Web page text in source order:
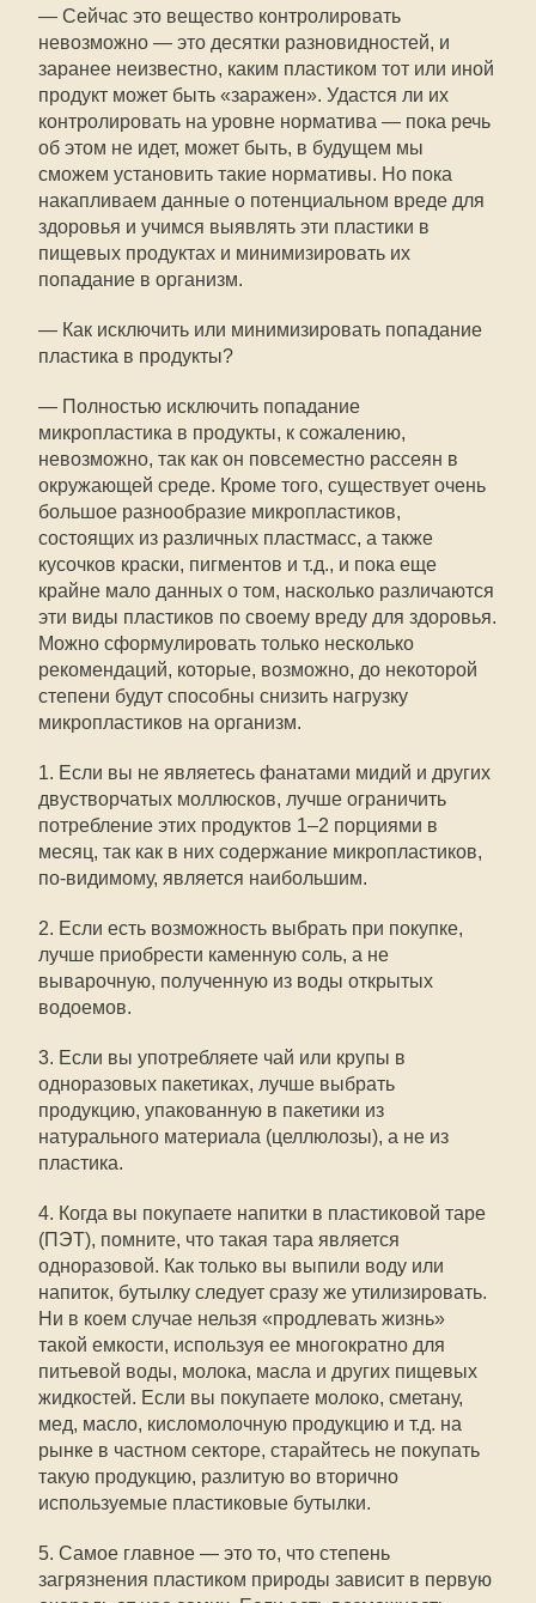
— Сейчас это вещество контролировать
невозможно — это десятки разновидностей, и
заранее неизвестно, каким пластиком тот или иной
продукт может быть «заражен». Удастся ли их
контролировать на уровне норматива — пока речь
об этом не идет, может быть, в будущем мы
сможем установить такие нормативы. Но пока
накапливаем данные о потенциальном вреде для
здоровья и учимся выявлять эти пластики в
пищевых продуктах и минимизировать их
попадание в организм.
— Как исключить или минимизировать попадание
пластика в продукты?
— Полностью исключить попадание
микропластика в продукты, к сожалению,
невозможно, так как он повсеместно рассеян в
окружающей среде. Кроме того, существует очень
большое разнообразие микропластиков,
состоящих из различных пластмасс, а также
кусочков краски, пигментов и т.д., и пока еще
крайне мало данных о том, насколько различаются
эти виды пластиков по своему вреду для здоровья.
Можно сформулировать только несколько
рекомендаций, которые, возможно, до некоторой
степени будут способны снизить нагрузку
микропластиков на организм.
1. Если вы не являетесь фанатами мидий и других
двустворчатых моллюсков, лучше ограничить
потребление этих продуктов 1–2 порциями в
месяц, так как в них содержание микропластиков,
по-видимому, является наибольшим.
2. Если есть возможность выбрать при покупке,
лучше приобрести каменную соль, а не
выварочную, полученную из воды открытых
водоемов.
3. Если вы употребляете чай или крупы в
одноразовых пакетиках, лучше выбрать
продукцию, упакованную в пакетики из
натурального материала (целлюлозы), а не из
пластика.
4. Когда вы покупаете напитки в пластиковой таре
(ПЭТ), помните, что такая тара является
одноразовой. Как только вы выпили воду или
напиток, бутылку следует сразу же утилизировать.
Ни в коем случае нельзя «продлевать жизнь»
такой емкости, используя ее многократно для
питьевой воды, молока, масла и других пищевых
жидкостей. Если вы покупаете молоко, сметану,
мед, масло, кисломолочную продукцию и т.д. на
рынке в частном секторе, старайтесь не покупать
такую продукцию, разлитую во вторично
используемые пластиковые бутылки.
5. Самое главное — это то, что степень
загрязнения пластиком природы зависит в первую